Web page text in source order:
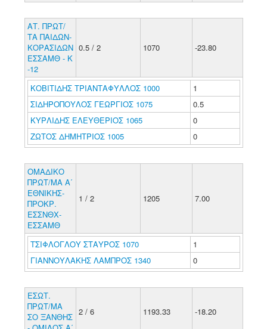
ΑΤ. ΠΡΩΤ/
ΤΑ ΠΑΙΔΩΝ-
ΚΟΡΑΣΙΔΩΝ
ΕΣΣΑΜΘ - Κ
-12
0.5 / 2 1070 -23.80
ΚΟΒΙΤΙΔΗΣ ΤΡΙΑΝΤΑΦΥΛΛΟΣ 1000
1
ΣΙΔΗΡΟΠΟΥΛΟΣ ΓΕΩΡΓΙΟΣ 1075
0.5
ΚΥΡΛΙΔΗΣ ΕΛΕΥΘΕΡΙΟΣ 1065
0
ΖΩΤΟΣ ΔΗΜΗΤΡΙΟΣ 1005
0
ΟΜΑΔΙΚΟ
ΠΡΩΤ/ΜΑ Α΄
ΕΘΝΙΚΗΣ-
ΠΡΟΚΡ.
ΕΣΣΝΘΧ-
ΕΣΣΑΜΘ
1 / 2 1205 7.00
ΤΣΙΦΛΟΓΛΟΥ ΣΤΑΥΡΟΣ 1070
1
ΓΙΑΝΝΟΥΛΑΚΗΣ ΛΑΜΠΡΟΣ 1340
0
ΕΣΩΤ.
ΠΡΩΤ/ΜΑ
ΣΟ ΞΑΝΘΗΣ 2 / 6 1193.33 -18.20